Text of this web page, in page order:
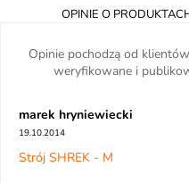
OPINIE O
Opinie pochodzą od
weryfikowane i
marek hryniewiecki
19.10.2014
Strój SHREK - M